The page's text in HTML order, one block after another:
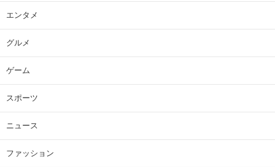
エンタメ
グルメ
ゲーム
スポーツ
ニュース
ファッション